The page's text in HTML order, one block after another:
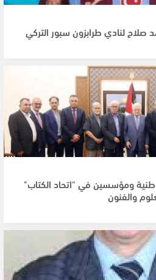
لنادي طرابزون سبور التركي
ومؤسسين في "اتحاد الكتاب"
والفنون